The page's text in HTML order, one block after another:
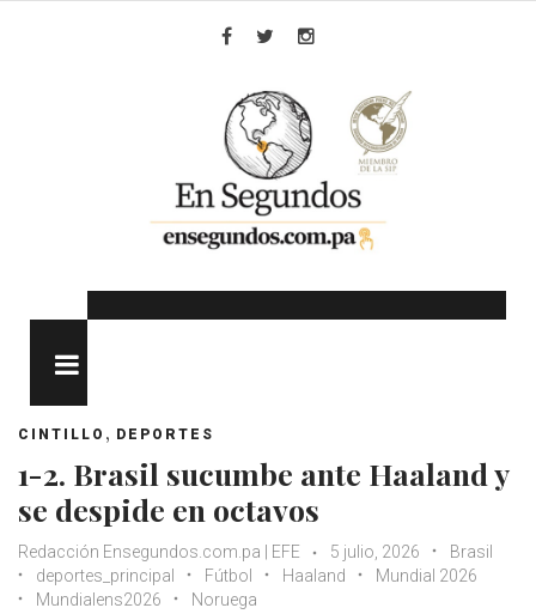
CINTILLO , DEPORTES
1-2. Brasil sucumbe ante Haaland y
se despide en octavos
Redacción Ensegundos.com.pa | EFE 5 julio, 2026
Brasil
deportes_principal
Fútbol Haaland
Mundial 2026
Mundialens2026
Noruega